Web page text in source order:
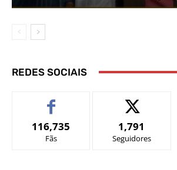
REDES SOCIAIS
116,735
Fãs
1,791
Seguidores